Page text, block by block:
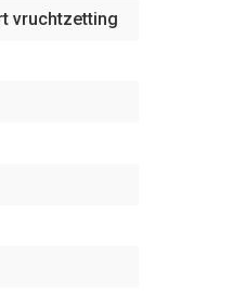
vruchtzetting